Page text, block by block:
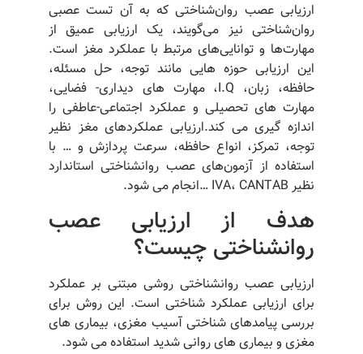
ارزیابی عصب روان‌شناختی که به آن تست عصبی
روان‌شناختی نیز می‌گویند، یک ارزیابی عمیق از
مهارت‌ها و توانایی‌های مرتبط با عملکرد مغز است.
این ارزیابی حوزه هایی مانند توجه، حل مسئله،
حافظه، زبان، I.Q، مهارت های دیداری- فضایی،
مهارت های تحصیلی و عملکرد اجتماعی-عاطفی را
اندازه گیری می کند.ارزیابی عملکردهای مغز نظیر
توجه، تمرکز، انواع حافظه، سرعت پردازش و … با
استفاده از آزمون‌های عصب روانشناختی استاندارد
نظیر IVA، CANTAB …انجام می شود.
هدف از ارزیابی عصب
روانشناختی چیست؟
ارزیابی عصب روانشناختی روشی مبتنی بر عملکرد
برای ارزیابی عملکرد شناختی است. این روش برای
بررسی پیامدهای شناختی آسیب مغزی، بیماری های
مغزی و بیماری های روانی شدید استفاده می شود.